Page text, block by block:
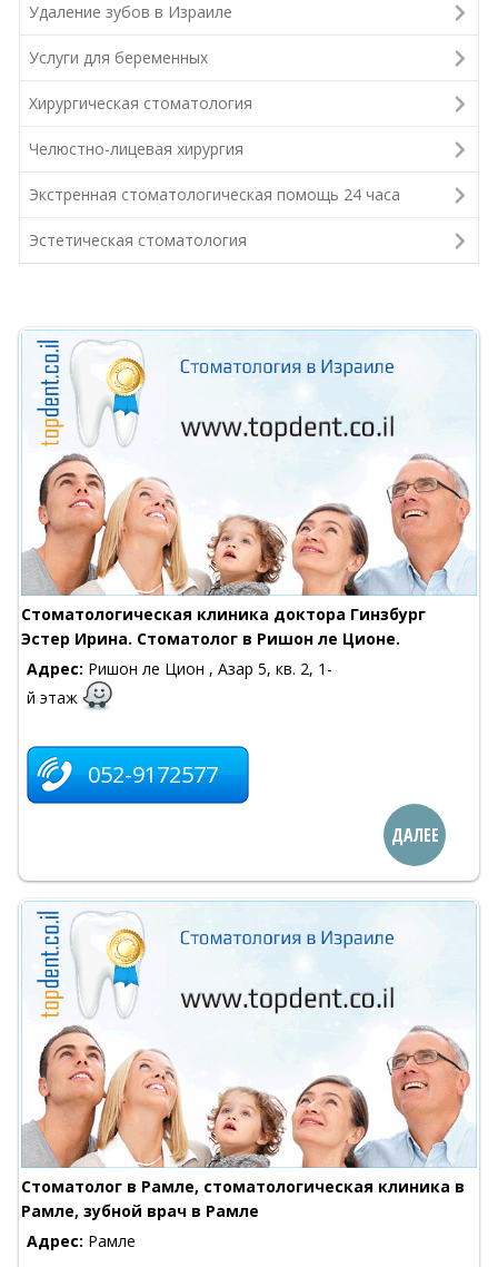
Удаление зубов в Израиле
Услуги для беременных
Хирургическая стоматология
Челюстно-лицевая хирургия
Экстренная стоматологическая помощь 24 часа
Эстетическая стоматология
Стоматологическая клиника доктора Гинзбург
Эстер Ирина. Стоматолог в Ришон ле Ционе.
Адрес: Ришон ле Цион , Азар 5, кв. 2, 1-
й этаж
052-9172577
ДАЛЕЕ
Стоматолог в Рамле, стоматологическая клиника в
Рамле, зубной врач в Рамле
Адрес: Рамле